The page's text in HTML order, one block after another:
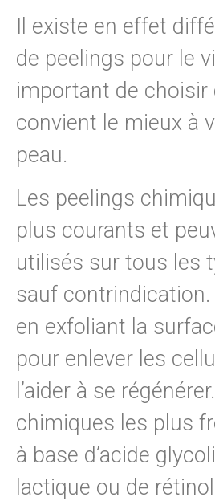
Il existe en effet
de peelings pour le
important de choisir
convient le mieux à
peau.
Les peelings
plus courants et
utilisés sur tous les
sauf
en exfoliant la
pour enlever les
l’aider à se
chimiques les plus
à base d’acide
lactique ou de